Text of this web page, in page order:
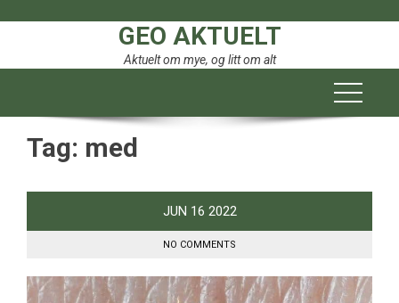
GEO AKTUELT
Aktuelt om mye, og litt om alt
Tag: med
JUN 16 2022
NO COMMENTS